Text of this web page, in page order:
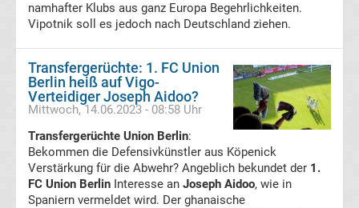
La
Liga
La
Liga
Ergebnisse
namhafter Klubs aus ganz Europa Begehrlichkeiten.
Vipotnik soll es jedoch nach Deutschland ziehen.
Transfergerüchte: 1. FC Union
Berlin heiß auf Vigo-
Verteidiger Joseph Aidoo?
Mittwoch, 14.06.2023 - 08:58 Uhr
Transfergerüchte Union Berlin:
Bekommen die Defensivkünstler aus Köpenick
Verstärkung für die Abwehr? Angeblich bekundet der 1.
FC Union Berlin Interesse an Joseph Aidoo, wie in
Spaniern vermeldet wird. Der ghanaische